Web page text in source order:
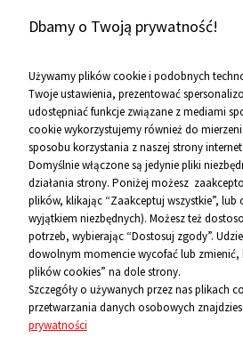
Rolki freedide Powerslide
100 black
499,00 zł
Cena regularna:729,00 zł
Najniższa cena przed obniżką:
DO KOSZYKA
19-26-977 w celu
Pomoc
O firmie
Kontakt
12 656 10 26
881 500 460
Dbamy o Twoją prywatność!
Używamy plików cookie i podobnych
Twoje ustawienia, prezentować
udostępniać funkcje związane z mediami
cookie wykorzystujemy również do
sposobu korzystania z naszej strony
Domyślnie włączone są jedynie pliki
działania strony. Poniżej możesz
plików, klikając “Zaakceptuj wszystkie”,
wyjątkiem niezbędnych). Możesz też
potrzeb, wybierając “Dostosuj zgody”.
dowolnym momencie wycofać lub zmienić,
plików cookies” na dole strony.
Szczegóły o używanych przez nas plikach
przetwarzania danych osobowych
prywatności